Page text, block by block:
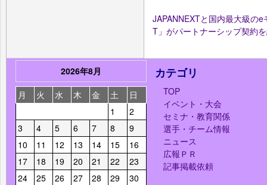
JAPANNEXTと国内最大級の
T」がパートナーシップ契約
2026年8月
月
火 水 木 金 土
日
1
2
3
4 5 6 7 8
9
10
11 12 13 14 15
16
17
18 19 20 21 22
23
24
25 26 27 28 29
30
カテゴリ
TOP
イベント・大会
セミナ・教育関係
選手・チーム情報
ニュース
広報ＰＲ
記事掲載依頼